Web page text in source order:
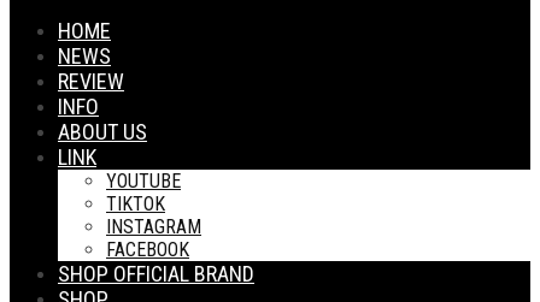
HOME
NEWS
REVIEW
INFO
ABOUT US
LINK
YOUTUBE
TIKTOK
INSTAGRAM
FACEBOOK
SHOP OFFICIAL BRAND